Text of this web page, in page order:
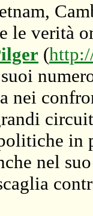
le verità
(
nei
in
nel